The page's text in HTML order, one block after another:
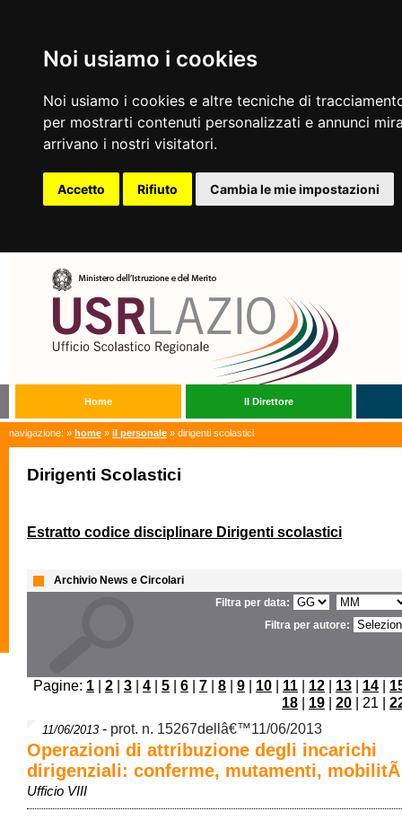
Noi usiamo i cookies
Noi usiamo i cookies e altre tecniche di
per mostrarti contenuti personalizzati e annunci
arrivano i nostri visitatori.
Accetto Rifiuto Cambia le mie impostazioni
Home Il Direttore
navigazione: » home » il personale » dirigenti scolastici
Dirigenti Scolastici
Estratto codice disciplinare Dirigenti scolastici
Archivio News e Circolari
Filtra per data:
Filtra per autore:
Pagine: 1 | 2 | 3 | 4 | 5 | 6 | 7 | 8 | 9 | 10 | 11 | 12 | 13 | 14 |
18 | 19 | 20 | 21 |
11/06/2013 - prot. n. 15267dellâ€™11/06/2013
Operazioni di attribuzione degli incarichi
dirigenziali: conferme, mutamenti,
Ufficio VIII